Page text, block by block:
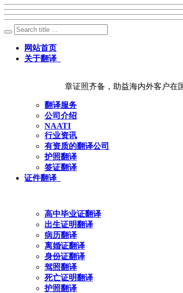
网站首页
关于翻译
章证照齐备，助益海内外客户在
翻译服务
公司介绍
NAATI
行业资讯
有资质的翻译公司
护照翻译
签证翻译
证件翻译
高中毕业证翻译
出生证明翻译
病历翻译
离婚证翻译
身份证翻译
驾照翻译
死亡证明翻译
护照翻译